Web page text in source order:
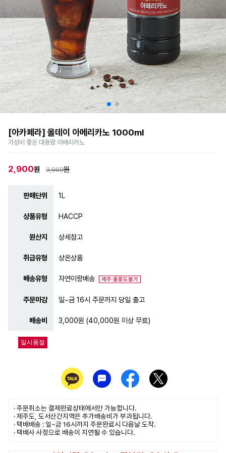
[아카페라] 올데이 아메리카노 1000ml
가성비 좋은 대용량 아메리카노
2,900원 3,900원
판매단위 1L
상품유형 HACCP
원산지 상세참고
취급유형 상온상품
배송유형 자연이랑배송 제주·울릉도불가
주문마감 일~금 16시 주문까지 당일 출고
배송비 3,000원 (40,000원 이상 무료)
일시품절
· 주문취소는 결제완료상태에서만 가능합니다.
· 제주도, 도서산간지역은 추가배송비가 부과됩니다.
· 택배배송 : 일~금 16시까지 주문완료시 다음날 도착.
· 택배사 사정으로 배송이 지연될 수 있습니다.